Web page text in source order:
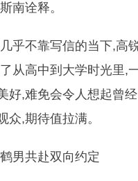
南诠释。
不靠写信的当下,高锐
从高中到大学时光里,
好,难免会令人想起曾
众,期待值拉满。
男共赴双向约定